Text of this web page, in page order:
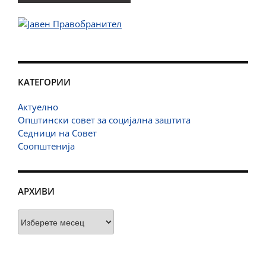
КАТЕГОРИИ
Актуелно
Општински совет за социјална заштита
Седници на Совет
Соопштенија
АРХИВИ